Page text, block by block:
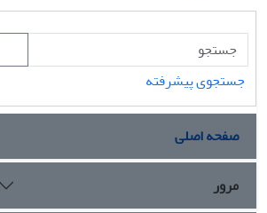
جستجوی پیشرفته
صفحه اصلی
مرور